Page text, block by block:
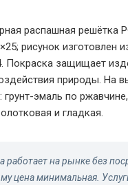
распашная решётка
рисунок изготовлен
Покраска защищает
природы. На
грунт-эмаль по
и гладкая.
работает на рынке без
цена минимальная.